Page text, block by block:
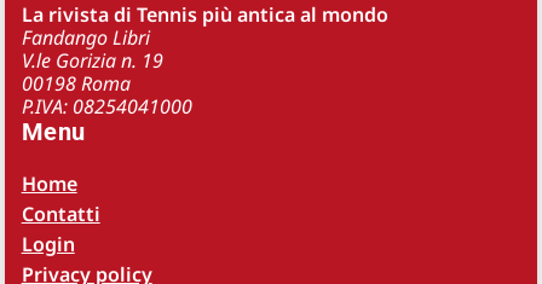
La rivista di Tennis più antica al mondo
Fandango Libri
V.le Gorizia n. 19
00198 Roma
P.IVA: 08254041000
Menu
Home
Contatti
Login
Privacy policy